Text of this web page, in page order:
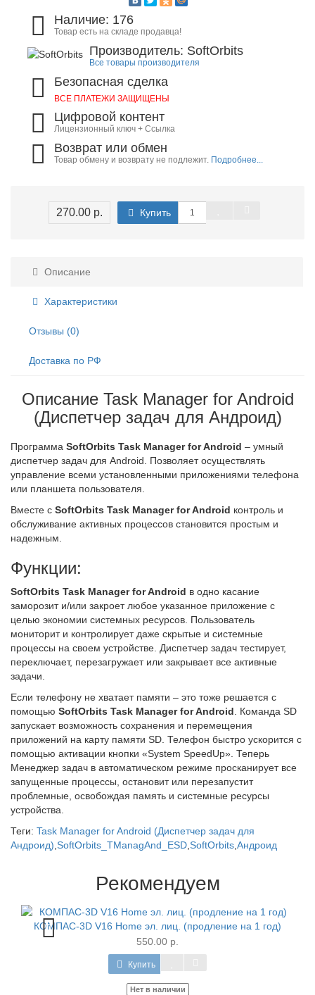
Наличие: 176
Товар есть на складе продавца!
Производитель: SoftOrbits
Все товары производителя
Безопасная сделка
ВСЕ ПЛАТЕЖИ ЗАЩИЩЕНЫ
Цифровой контент
Лицензионный ключ + Ссылка
Возврат или обмен
Товар обмену и возврату не подлежит. Подробнее...
270.00 р. Купить
Описание
Характеристики
Отзывы (0)
Доставка по РФ
Описание Task Manager for Android
(Диспетчер задач для Андроид)
Программа SoftOrbits Task Manager for Android – умный
диспетчер задач для Android. Позволяет осуществлять
управление всеми установленными приложениями телефона
или планшета пользователя.
Вместе с SoftOrbits Task Manager for Android контроль и
обслуживание активных процессов становится простым и
надежным.
Функции:
SoftOrbits Task Manager for Android в одно касание
заморозит и/или закроет любое указанное приложение с
целью экономии системных ресурсов. Пользователь
мониторит и контролирует даже скрытые и системные
процессы на своем устройстве. Диспетчер задач тестирует,
переключает, перезагружает или закрывает все активные
задачи.
Если телефону не хватает памяти – это тоже решается с
помощью SoftOrbits Task Manager for Android . Команда SD
запускает возможность сохранения и перемещения
приложений на карту памяти SD. Телефон быстро ускорится с
помощью активации кнопки «System SpeedUp». Теперь
Менеджер задач в автоматическом режиме просканирует все
запущенные процессы, остановит или перезапустит
проблемные, освобождая память и системные ресурсы
устройства.
Теги: Task Manager for Android (Диспетчер задач для
Андроид) SoftOrbits_TManagAnd_ESD SoftOrbits Андроид
Рекомендуем
КОМПАС-3D V16 Home эл. лиц. (продление на 1 год)
550.00 р.
Купить
Нет в наличии